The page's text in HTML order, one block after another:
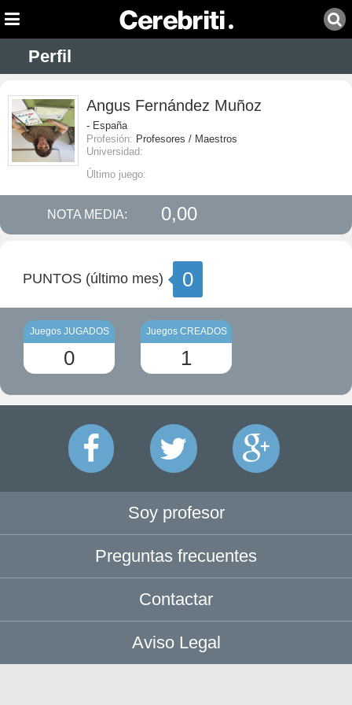
Perfil
Angus Fernández Muñoz
- España
Profesión: Profesores / Maestros
Universidad:
Último juego:
NOTA MEDIA: 0,00
PUNTOS (último mes) 0
Juegos JUGADOS
0
Juegos CREADOS
1
Soy profesor
Preguntas frecuentes
Contactar
Aviso Legal